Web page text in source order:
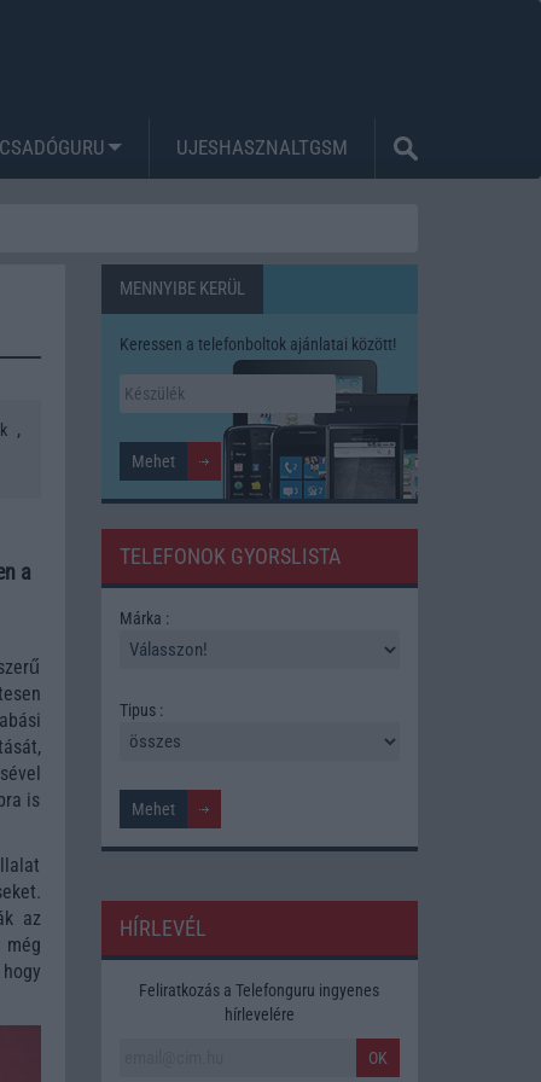
UJESHASZNALTGSM
,
a
is
az
MENNYIBE KERÜL
Keressen a telefonboltok ajánlatai között!
TELEFONOK GYORSLISTA
Márka :
Tipus :
HÍRLEVÉL
Feliratkozás a Telefonguru ingyenes
hírlevelére
OK